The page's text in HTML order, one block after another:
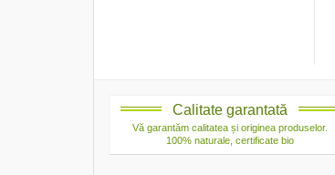
Calitate garantată
Vă garantăm calitatea și originea produselor.
100% naturale, certificate bio